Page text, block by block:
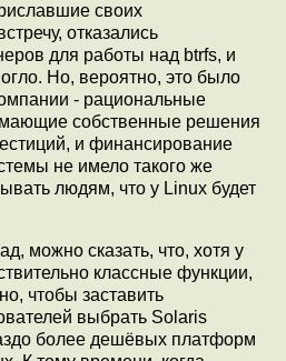
своих
отказались
для работы над btrfs, и
Но, вероятно, это было
- рациональные
собственные решения
и финансирование
не имело такого же
людям, что у Linux будет
можно сказать, что, хотя у
классные функции,
чтобы заставить
выбрать Solaris
более дешёвых платформ